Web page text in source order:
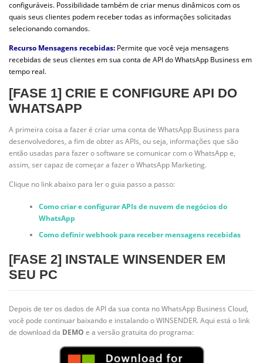
configuráveis. Possibilidade também de criar menus dinâmicos com os
quais seus clientes podem receber todas as informações solicitadas
selecionando comandos.
Recurso Mensagens recebidas: Permite que você veja mensagens
recebidas de seus clientes em sua conta de API do WhatsApp Business em
tempo real.
[FASE 1] CRIE E CONFIGURE API DO
WHATSAPP
A primeira coisa a fazer é criar uma conta de WhatsApp Business para
desenvolvedores, a fim de obter as APIs, ou seja, informações que são
então usadas para fazer o software se comunicar com o WhatsApp e,
assim, ser capaz de começar a fazer o WhatsApp Marketing.
Clique no link abaixo para ler o guia passo a passo:
Como criar e configurar APIs de nuvem de negócios do
WhatsApp
Como definir webhook para receber mensagens recebidas
[FASE 2] INSTALE WINSENDER EM
SEU PC
Depois de ter os dados de API da sua conta no WhatsApp Business Cloud,
você pode continuar baixando e instalando o WINSENDER. Aqui está o link
de download da DEMO e a versão gratuita do programa: